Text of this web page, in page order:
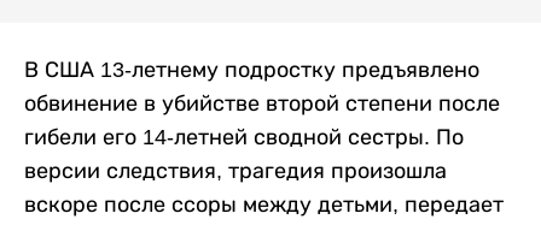
В США 13-летнему подростку предъявлено
обвинение в убийстве второй степени после
гибели его 14-летней сводной сестры. По
версии следствия, трагедия произошла
вскоре после ссоры между детьми, передает